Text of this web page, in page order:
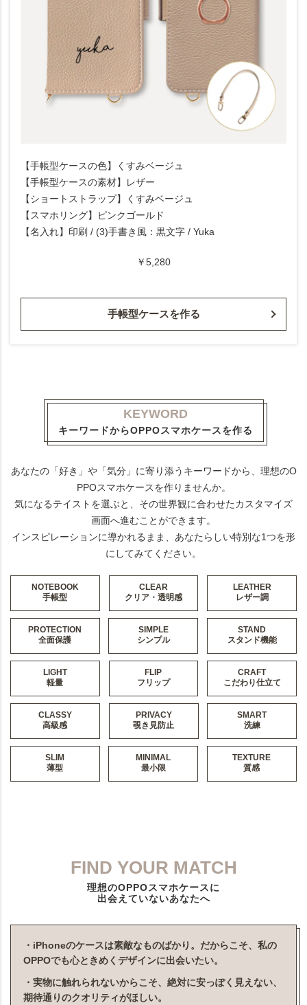
【手帳型ケースの色】くすみベージュ
【手帳型ケースの素材】レザー
【ショートストラップ】くすみベージュ
【スマホリング】ピンクゴールド
【名入れ】印刷 / (3)手書き風：黒文字 / Yuka
￥5,280
手帳型ケースを作る
KEYWORD
キーワードからOPPOスマホケースを作る
あなたの「好き」や「気分」に寄り添うキーワードから、理想のO
PPOスマホケースを作りませんか。
気になるテイストを選ぶと、その世界観に合わせたカスタマイズ
画面へ進むことができます。
インスピレーションに導かれるまま、あなたらしい特別な1つを形
にしてみてください。
NOTEBOOK
手帳型
CLEAR
クリア・透明感
LEATHER
レザー調
PROTECTION
全面保護
SIMPLE
シンプル
STAND
スタンド機能
LIGHT
軽量
FLIP
フリップ
CRAFT
こだわり仕立て
CLASSY
高級感
PRIVACY
覗き見防止
SMART
洗練
SLIM
薄型
MINIMAL
最小限
TEXTURE
質感
FIND YOUR MATCH
理想のOPPOスマホケースに
出会えていないあなたへ
・iPhoneのケースは素敵なものばかり。だからこそ、私の
OPPOでも心ときめくデザインに出会いたい。
・実物に触れられないからこそ、絶対に安っぽく見えない、
期待通りのクオリティがほしい。